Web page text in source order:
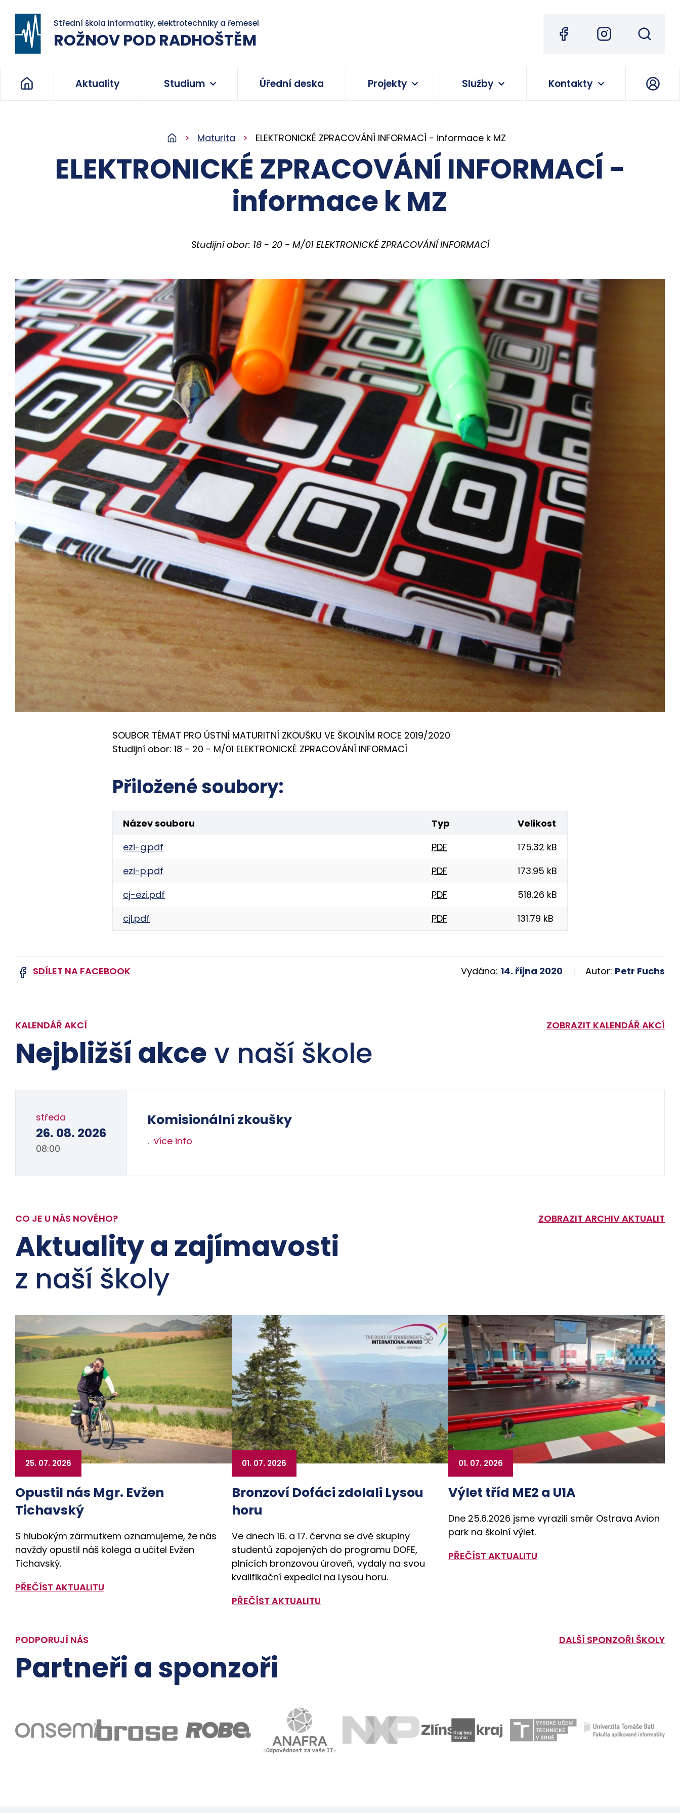
Střední škola informatiky, elektrotechniky a řemesel
ROŽNOV POD RADHOŠTĚM
Aktuality Studium Úřední deska Projekty Služby Kontakty
Maturita ELEKTRONICKÉ ZPRACOVÁNÍ INFORMACÍ - informace k MZ
ELEKTRONICKÉ ZPRACOVÁNÍ INFORMACÍ -
informace k MZ
Studijní obor: 18 - 20 - M/01 ELEKTRONICKÉ ZPRACOVÁNÍ INFORMACÍ
SOUBOR TÉMAT PRO ÚSTNÍ MATURITNÍ ZKOUŠKU VE ŠKOLNÍM ROCE 2019/2020
Studijní obor: 18 - 20 - M/01 ELEKTRONICKÉ ZPRACOVÁNÍ INFORMACÍ
Přiložené soubory:
Název souboru Typ
Velikost
ezi-g.pdf
PDF
175.32 kB
ezi-p.pdf
PDF
173.95 kB
cj-ezi.pdf
PDF
518.26 kB
cjl.pdf
PDF 131.79 kB
SDÍLET NA FACEBOOK Vydáno: 14. října 2020 Autor: Petr Fuchs
KALENDÁŘ AKCÍ
Nejbližší akcev naší škole
ZOBRAZIT KALENDÁŘ AKCÍ
středa
26. 08. 2026
08:00
Komisionální zkoušky
. více info
CO JE U NÁS NOVÉHO?
Aktuality a zajímavosti
z naší školy
ZOBRAZIT ARCHIV AKTUALIT
Opustil nás Mgr. Evžen
Tichavský
25. 07. 2026
S hlubokým zármutkem oznamujeme, že nás
navždy opustil náš kolega a učitel Evžen
Tichavský.
PŘEČÍST AKTUALITU
Bronzoví Dofáci zdolali Lysou
horu
01. 07. 2026
Ve dnech 16. a 17. června se dvě skupiny
studentů zapojených do programu DOFE,
plnících bronzovou úroveň, vydaly na svou
kvalifikační expedici na Lysou horu.
PŘEČÍST AKTUALITU
Výlet tříd ME2 a U1A
01. 07. 2026
Dne 25.6.2026 jsme vyrazili směr Ostrava Avion
park na školní výlet.
PŘEČÍST AKTUALITU
PODPORUJÍ NÁS
Partneři a sponzoři
DALŠÍ SPONZOŘI ŠKOLY